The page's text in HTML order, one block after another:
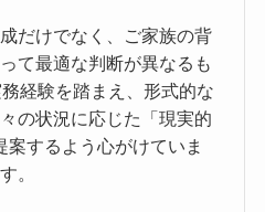
だけでなく、ご家族の背
て最適な判断が異なるも
経験を踏まえ、形式的な
の状況に応じた「現実的
案するよう心がけていま
す。